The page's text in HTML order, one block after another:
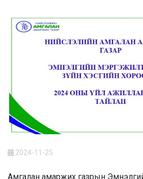
2024-11-25
Амгалан амаржих газрын